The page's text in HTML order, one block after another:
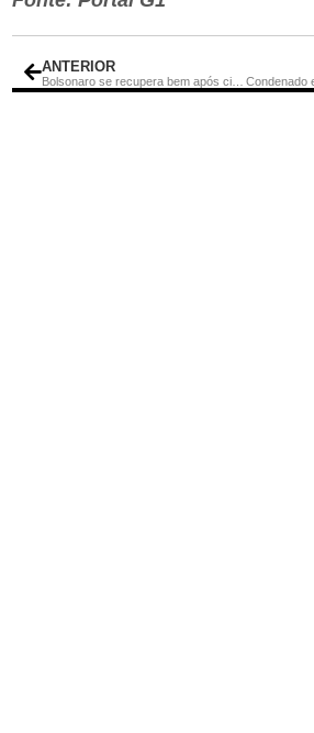
ANTERIOR
Bolsonaro se recupera bem após cirurgia